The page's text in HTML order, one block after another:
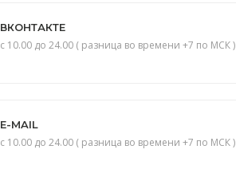
ВКОНТАКТЕ
с 10.00 до 24.00 ( разница во времени +7 по МСК )
E-MAIL
с 10.00 до 24.00 ( разница во времени +7 по МСК )